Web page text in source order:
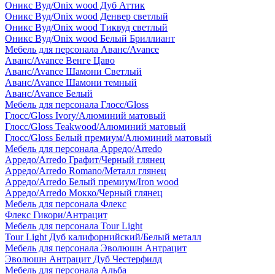
Оникс Вуд/Onix wood Дуб Аттик
Оникс Вуд/Onix wood Денвер светлый
Оникс Вуд/Onix wood Тиквуд светлый
Оникс Вуд/Onix wood Белый Бриллиант
Мебель для персонала Аванс/Avance
Аванс/Avance Венге Цаво
Аванс/Avance Шамони Светлый
Аванс/Avance Шамони темный
Аванс/Avance Белый
Мебель для персонала Глосс/Gloss
Глосс/Gloss Ivory/Алюминий матовый
Глосс/Gloss Teakwood/Алюминий матовый
Глосс/Gloss Белый премиум/Алюминий матовый
Мебель для персонала Арредо/Arredo
Арредо/Arredo Графит/Черный глянец
Арредо/Arredo Romano/Металл глянец
Арредо/Arredo Белый премиум/Iron wood
Арредо/Arredo Мокко/Черный глянец
Мебель для персонала Флекс
Флекс Гикори/Антрацит
Мебель для персонала Tour Light
Tour Light Дуб калифорнийский/Белый металл
Мебель для персонала Эволюшн Антрацит
Эволюшн Антрацит Дуб Честерфилд
Мебель для персонала Альба